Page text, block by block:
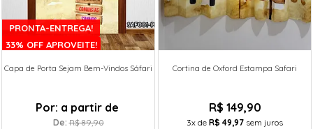
PRONTA-ENTREGA!
33% OFF APROVEITE!
Capa de Porta Sejam Bem-Vindos Sáfari
Por: a partir de
De: R$ 89,90
Cortina de Oxford Estampa Safari
R$ 149,90
3x de R$ 49,97 sem juros